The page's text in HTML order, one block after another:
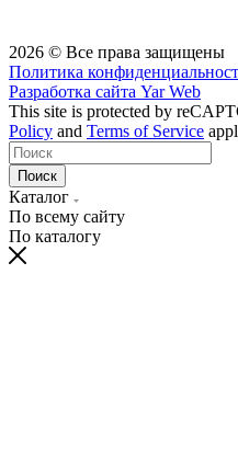
2026 © Все права защищены
Политика
Разработка сайта Yar Web
This site is protected by
Policy and Terms of Service
Поиск
Каталог
По всему сайту
По каталогу